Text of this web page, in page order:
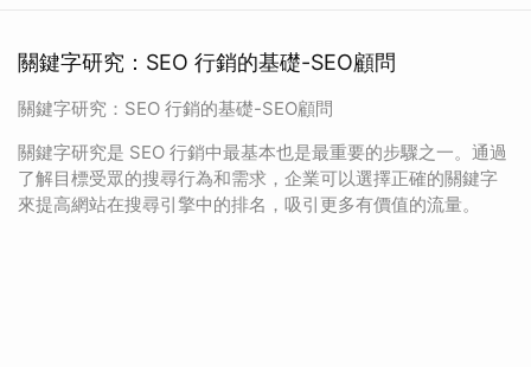
關鍵字研究：SEO 行銷的基礎-SEO顧問
關鍵字研究：SEO 行銷的基礎-SEO顧問
關鍵字研究是 SEO 行銷中最基本也是最重要的步驟之一。通過
了解目標受眾的搜尋行為和需求，企業可以選擇正確的關鍵字
來提高網站在搜尋引擎中的排名，吸引更多有價值的流量。